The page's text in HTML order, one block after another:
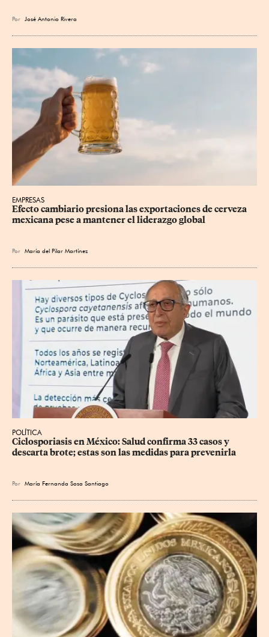
Por José Antonio Rivera
EMPRESAS
Efecto cambiario presiona las exportaciones de cerveza
mexicana pese a mantener el liderazgo global
Por María del Pilar Martínez
POLÍTICA
Ciclosporiasis en México: Salud confirma 33 casos y
descarta brote; estas son las medidas para prevenirla
Por María Fernanda Sosa Santiago